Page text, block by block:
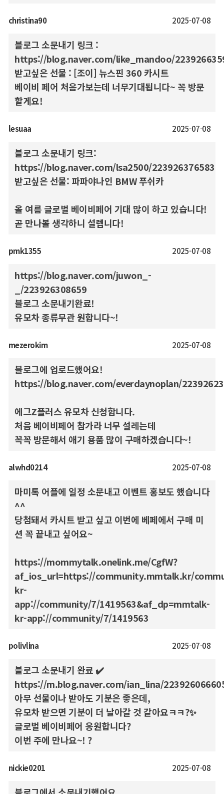
christina90 2025-07-08
블로그 소문내기 링크 :
https://blog.naver.com/like_mandoo/
받고싶은 선물 : [조이] 뉴스핀 360 카시트
베이비 페어 처음가보는데 너무기대됩니다~ 꼭 방문
할게요!
lesuaa 2025-07-08
블로그 소문내기 링크:
https://blog.naver.com/lsa2500/223926376583
받고싶은 선물: 파파야나인 BMW 푸쉬카
올 여름 글로벌 베이비페어 기대 많이 하고 있습니다!
곧 만나볼 생각하니 설렙니다!
pmk1355 2025-07-08
https://blog.naver.com/juwon_-
_/223926308659
블로그 소문내기완료!
유모차 종류무관 원합니다~!
mezerokim 2025-07-08
블로그에 업로드했어요!
https://blog.naver.com/everdaynoplan/
에그Z플러스 유모차 신청합니다.
처음 베이비페어 참가라 너무 설레는데
꼭꼭 방문해서 애기 용품 많이 구매하겠습니다~!
alwhd0214 2025-07-08
마미톡 어플에 일정 소문내고 이벤트 홍보도 했습니다
^^
당첨돼서 카시트 받고 싶고 이번에 베페에서 구매 미
션 꼭 끝내고 싶어요~
https://mommytalk.onelink.me/CgfW?
af_ios_url=https://community.mmtalk.kr/
kr-
app://community/7/1419563&af_dp=mmtalk-
kr-app://community/7/1419563
polivlina 2025-07-08
블로그 소문내기 완료 ✔️
https://m.blog.naver.com/ian_lina/
아무 선물이나 받아도 기분은 좋은데,
유모차 받으면 기분이 더 날아갈 것 같아요ㅋㅋ?✨
글로벌 베이비페어 응원합니다?
이번 주에 만나요~! ?
nickie0201 2025-07-08